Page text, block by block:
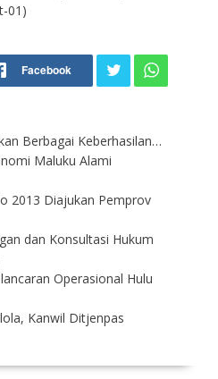
01)
Berbagai Keberhasilan…
Maluku Alami
2013 Diajukan Pemprov
dan Konsultasi Hukum
Operasional Hulu
Kanwil Ditjenpas